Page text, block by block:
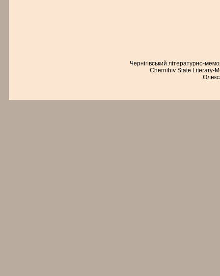
Чернігівський літературно-
Chernihiv State Literary-